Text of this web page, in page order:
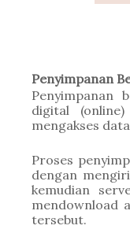
Penyimpanan
Penyimpanan
digital
mengakses
Proses
dengan
kemudian
mendownload
tersebut.